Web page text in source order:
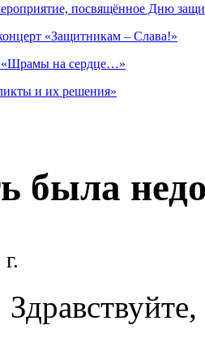
посвящённое Дню
«Защитникам – Слава!»
«Шрамы на сердце…»
и их решения»
была